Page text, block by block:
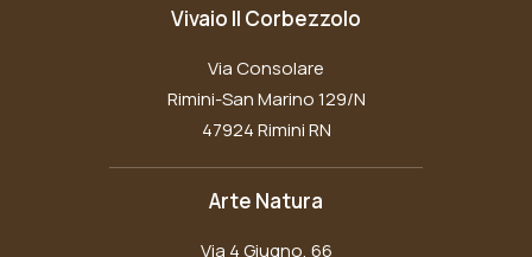
Vivaio Il Corbezzolo
Via Consolare
Rimini-San Marino 129/N
47924 Rimini RN
Arte Natura
Via 4 Giugno, 66